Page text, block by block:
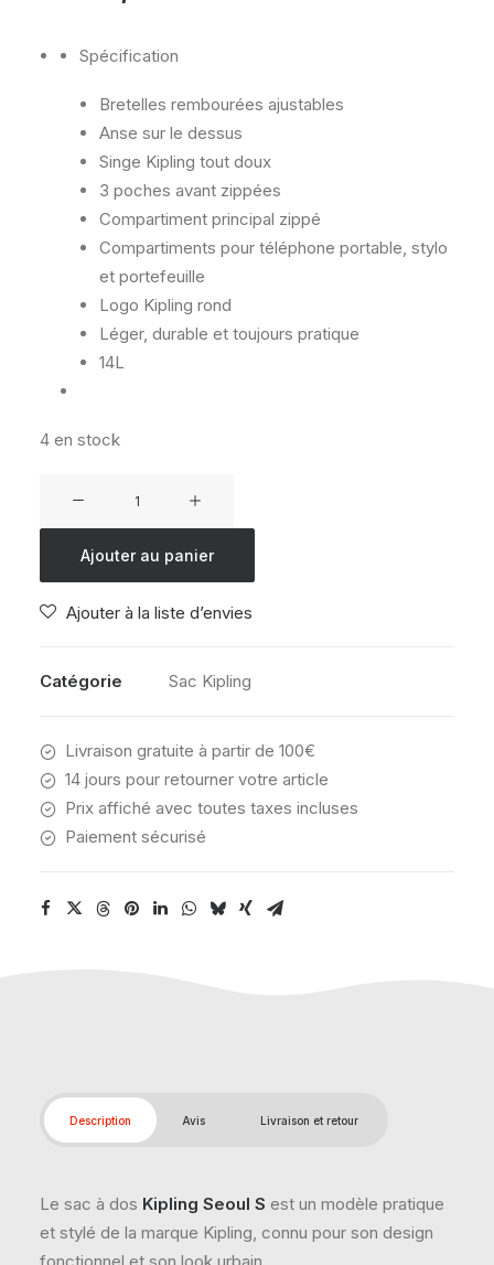
Spécification
Bretelles rembourées ajustables
Anse sur le dessus
Singe Kipling tout doux
3 poches avant zippées
Compartiment principal zippé
Compartiments pour téléphone portable, stylo
et portefeuille
Logo Kipling rond
Léger, durable et toujours pratique
14L
4 en stock
SEOUL
PINK
Ajouter au panier
Ajouter à la liste d’envies
Catégorie Sac Kipling
Livraison gratuite à partir de 100€
14 jours pour retourner votre article
Prix affiché avec toutes taxes incluses
Paiement sécurisé
Description Avis Livraison et retour
Le sac à dos Kipling Seoul S est un modèle pratique
et stylé de la marque Kipling, connu pour son design